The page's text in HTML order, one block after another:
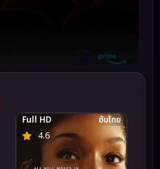
4.6
Full HD ซับไทย